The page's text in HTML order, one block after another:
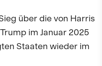
über die von Harris
im Januar 2025
Staaten wieder im